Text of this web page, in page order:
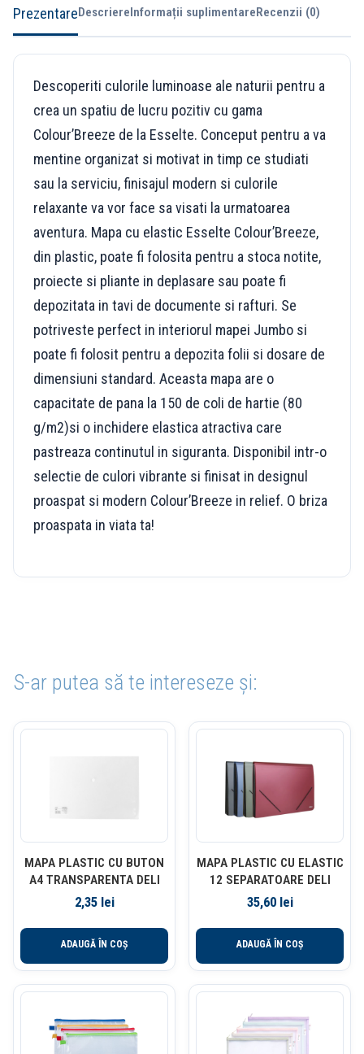
PrezentareDescriereInformații suplimentareRecenzii (0)
Descoperiti culorile luminoase ale naturii pentru a
crea un spatiu de lucru pozitiv cu gama
Colour’Breeze de la Esselte. Conceput pentru a va
mentine organizat si motivat in timp ce studiati
sau la serviciu, finisajul modern si culorile
relaxante va vor face sa visati la urmatoarea
aventura. Mapa cu elastic Esselte Colour’Breeze,
din plastic, poate fi folosita pentru a stoca notite,
proiecte si pliante in deplasare sau poate fi
depozitata in tavi de documente si rafturi. Se
potriveste perfect in interiorul mapei Jumbo si
poate fi folosit pentru a depozita folii si dosare de
dimensiuni standard. Aceasta mapa are o
capacitate de pana la 150 de coli de hartie (80
g/m2)si o inchidere elastica atractiva care
pastreaza continutul in siguranta. Disponibil intr-o
selectie de culori vibrante si finisat in designul
proaspat si modern Colour’Breeze in relief. O briza
proaspata in viata ta!
S-ar putea să te intereseze și:
MAPA PLASTIC CU BUTON
A4 TRANSPARENTA DELI
2,35 lei
ADAUGĂ ÎN COȘ
MAPA PLASTIC CU ELASTIC
12 SEPARATOARE DELI
35,60 lei
ADAUGĂ ÎN COȘ